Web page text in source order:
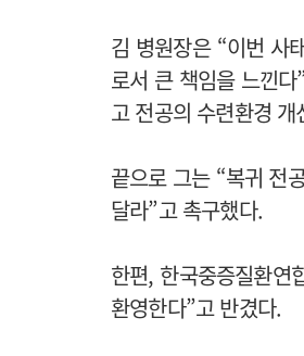
김 병원장은 “이번 사
로서 큰 책임을 느낀
고 전공의 수련환경
끝으로 그는 “복귀 전
달라”고 촉구했다.
한편, 한국중증질환연
환영한다”고 반겼다.